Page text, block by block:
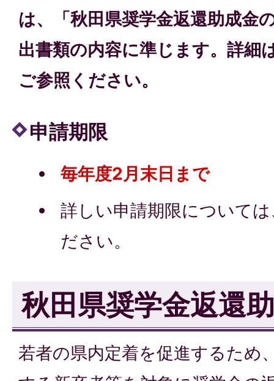
は、「秋田県奨学金返還助成金
出書類の内容に準じます。詳細
ご参照ください。
申請期限
毎年度2月末日まで
詳しい申請期限について
ださい。
秋田県奨学金返還
若者の県内定着を促進するため